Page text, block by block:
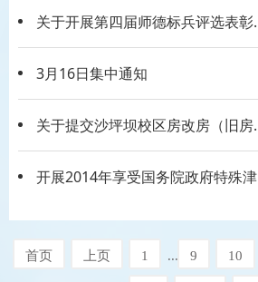
关于开展第四届师德标兵评选表彰工作的通知
3月16日集中通知
关于提交沙坪坝校区房改房（旧房）“两证合一”办理房屋产权证所需资料的通知
开展2014年享受国务院政府特殊津贴人员推荐工作的通知
首页 上页 1 ... 9 10